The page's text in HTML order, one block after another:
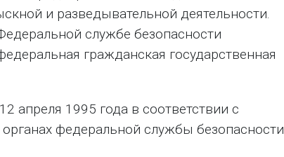
и разведывательной деятельности.
службе безопасности
гражданская государственная
апреля 1995 года в соответствии с
федеральной службы безопасности